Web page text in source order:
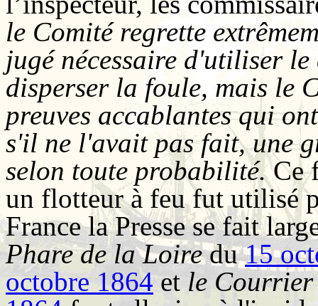
le Comité regrette
jugé nécessaire d'utiliser
disperser la foule, mais le
preuves accablantes qui
s'il ne l'avait pas fait, une
selon toute probabilité.Ce
un flotteur à feu fut utilisé
France la Presse se fait
Phare de la Loiredu15
octobre 1864 et le Courrier